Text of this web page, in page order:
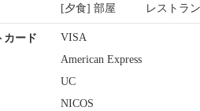
[夕食] 部屋
レストラン
カード VISA
American Express
UC
NICOS